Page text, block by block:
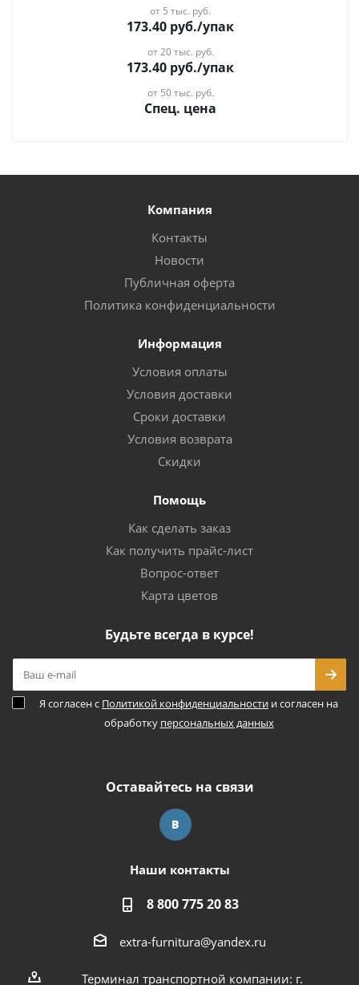
от 5 тыс. руб.
173.40 руб./упак
от 20 тыс. руб.
173.40 руб./упак
от 50 тыс. руб.
Спец. цена
Компания
Контакты
Новости
Публичная оферта
Политика конфиденциальности
Информация
Условия оплаты
Условия доставки
Сроки доставки
Условия возврата
Скидки
Помощь
Как сделать заказ
Как получить прайс-лист
Вопрос-ответ
Карта цветов
Будьте всегда в курсе!
Я согласен с Политикой конфиденциальности и согласен на
обработку персональных данных
Оставайтесь на связи
Наши контакты
8 800 775 20 83
extra-furnitura@yandex.ru
Терминал транспортной компании: г.